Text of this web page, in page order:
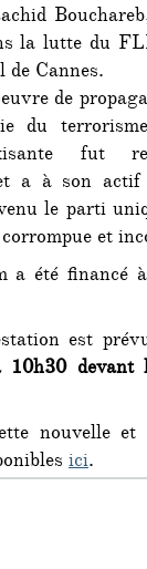
la lutte du
de Cannes.
de
du
fut
a à son
le parti
et
a été financé
est
10h30 devant
nouvelle
ici.